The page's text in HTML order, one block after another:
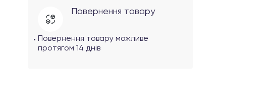
Повернення товару
Повернення товару можливе
протягом 14 днів